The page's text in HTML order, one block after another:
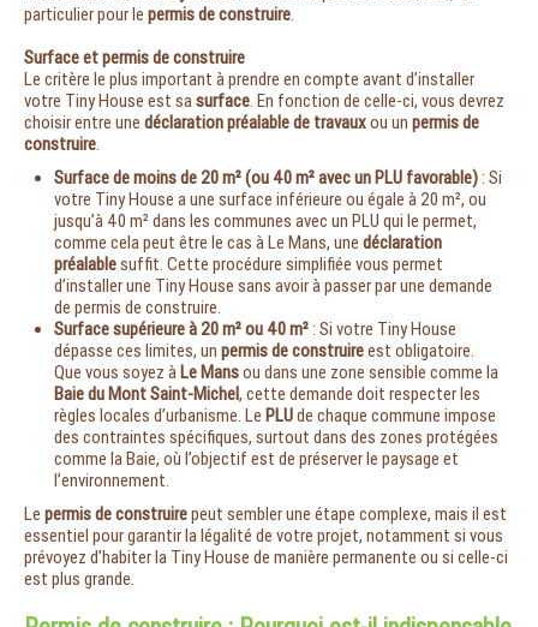
particulier pour le permis de construire.
Surface et permis de construire
Le critère le plus important à prendre en compte avant d’installer
votre Tiny House est sasurface. En fonction de celle-ci, vous devrez
choisir entre une déclaration préalable de travauxou un permis de
construire.
Surface de moins de 20 m² (ou 40 m² avec un PLU favorable): Si
votre Tiny House a une surface inférieure ou égale à 20 m², ou
jusqu’à 40 m² dans les communes avec un PLU qui le permet,
comme cela peut être le cas à Le Mans, une déclaration
préalablesuffit. Cette procédure simplifiée vous permet
d’installer une Tiny House sans avoir à passer par une demande
de permis de construire.
Surface supérieure à 20 m² ou 40 m²: Si votre Tiny House
dépasse ces limites, un permis de construireest obligatoire.
Que vous soyez à Le Mansou dans une zone sensible comme la
Baie du Mont Saint-Michel, cette demande doit respecter les
règles locales d’urbanisme. Le PLUde chaque commune impose
des contraintes spécifiques, surtout dans des zones protégées
comme la Baie, où l’objectif est de préserver le paysage et
l’environnement.
Le permis de construirepeut sembler une étape complexe, mais il est
essentiel pour garantir la légalité de votre projet, notamment si vous
prévoyez d’habiter la Tiny House de manière permanente ou si celle-ci
est plus grande.